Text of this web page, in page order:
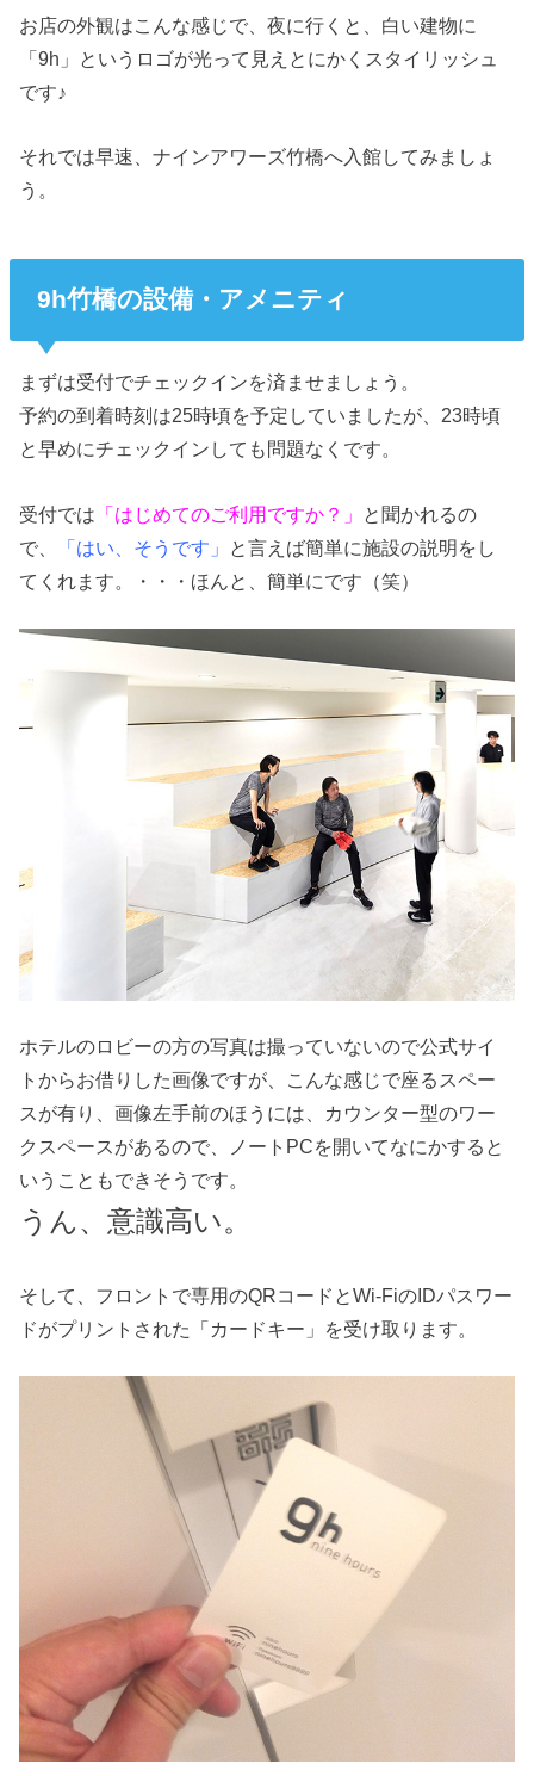
お店の外観はこんな感じで、夜に行くと、白い建物に
「9h」というロゴが光って見えとにかくスタイリッシュ
です♪
それでは早速、ナインアワーズ竹橋へ入館してみましょ
う。
9h竹橋の設備・アメニティ
まずは受付でチェックインを済ませましょう。
予約の到着時刻は25時頃を予定していましたが、23時頃
と早めにチェックインしても問題なくです。
受付では 「はじめてのご利用ですか？」 と聞かれるの
で、
「はい、そうです」 と言えば簡単に施設の説明をし
てくれます。・・・ほんと、簡単にです（笑）
ホテルのロビーの方の写真は撮っていないので公式サイ
トからお借りした画像ですが、こんな感じで座るスペー
スが有り、画像左手前のほうには、カウンター型のワー
クスペースがあるので、ノートPCを開いてなにかすると
いうこともできそうです。
うん、意識高い。
そして、フロントで専用のQRコードとWi-FiのIDパスワー
ドがプリントされた「カードキー」を受け取ります。